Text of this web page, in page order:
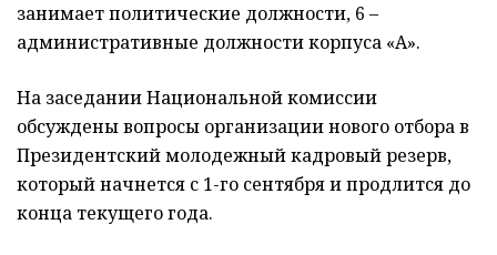
занимает политические должности, 6 –
административные должности корпуса «А».
На заседании Национальной комиссии
обсуждены вопросы организации нового отбора в
Президентский молодежный кадровый резерв,
который начнется с 1-го сентября и продлится до
конца текущего года.